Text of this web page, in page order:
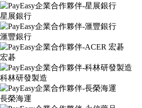
星展銀行
滙豐銀行
宏碁
科林研發製造
長榮海運